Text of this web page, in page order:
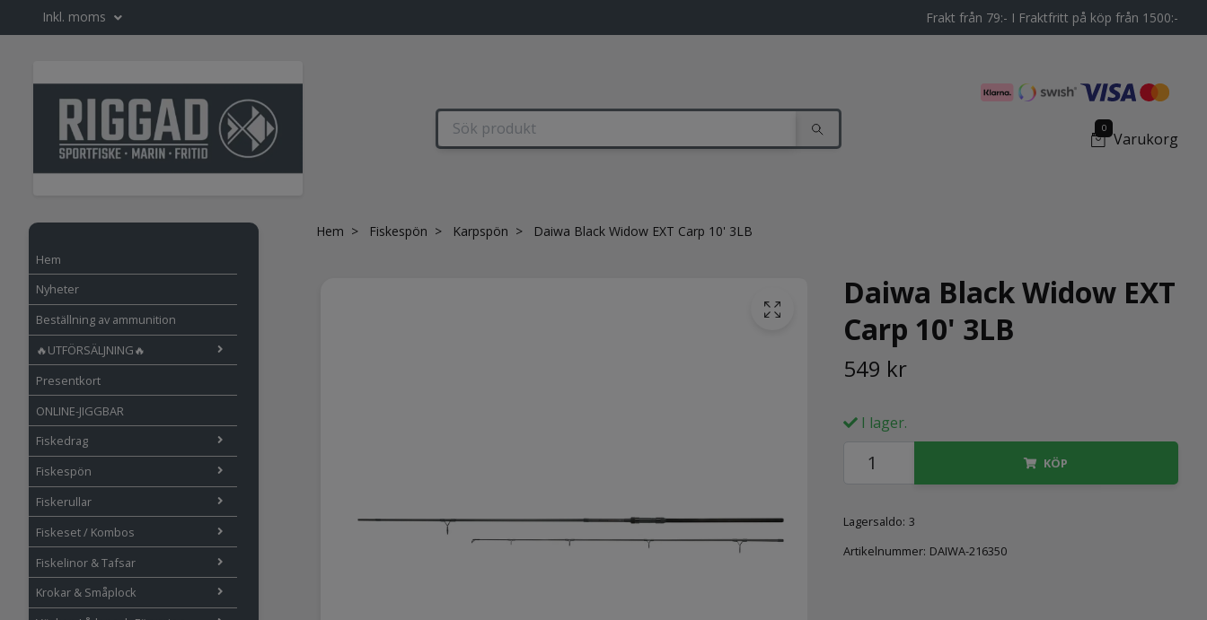
Inkl. moms Frakt från 79:- I Fraktfritt på köp från 1500:-
0
Varukorg
Hem
Nyheter
Beställning av ammunition
🔥UTFÖRSÄLJNING🔥
Presentkort
ONLINE-JIGGBAR
Fiskedrag
Fiskespön
Fiskerullar
Fiskeset / Kombos
Fiskelinor & Tafsar
Krokar & Småplock
Hem Fiskespön Karpspön Daiwa Black Widow EXT Carp 10' 3LB
Daiwa Black Widow EXT
Carp 10' 3LB
549 kr
I lager.
KÖP
Lagersaldo: 3
Artikelnummer: DAIWA-216350